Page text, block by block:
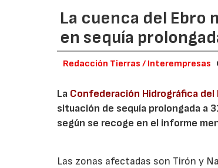
La cuenca del
en sequía
Redacción Tierras / Interempresas
La Confederación Hidrográfica del
situación de sequía prolongada a
según se recoge en el informe
Las zonas afectadas son Tirón y